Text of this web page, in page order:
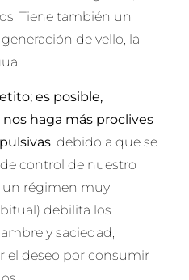
Tiene también un
de vello, la
es posible,
haga más proclives
, debido a que se
control de nuestro
un régimen muy
debilita los
y saciedad,
el deseo por consumir